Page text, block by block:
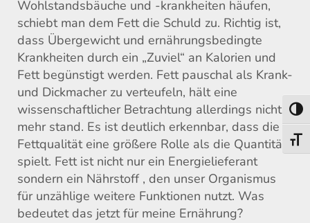
Wohlstandsbäuche und -krankheiten häufen,
schiebt man dem Fett die Schuld zu. Richtig ist,
dass Übergewicht und ernährungsbedingte
Krankheiten durch ein „Zuviel“ an Kalorien und
Fett begünstigt werden. Fett pauschal als Krank-
und Dickmacher zu verteufeln, hält eine
wissenschaftlicher Betrachtung allerdings nicht
mehr stand. Es ist deutlich erkennbar, dass die
Fettqualität eine größere Rolle als die Quantität
spielt. Fett ist nicht nur ein Energielieferant
sondern ein Nährstoff , den unser Organismus
für unzählige weitere Funktionen nutzt. Was
bedeutet das jetzt für meine Ernährung?